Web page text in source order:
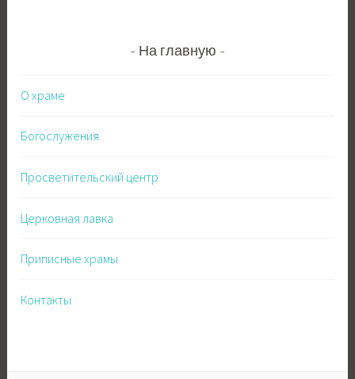
На главную
О храме
Богослужения
Просветительский центр
Церковная лавка
Приписные храмы
Контакты